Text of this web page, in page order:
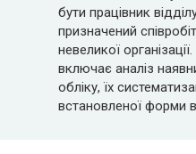
бути працівник
призначений
невеликої
включає аналіз
обліку, їх
встановленої форми